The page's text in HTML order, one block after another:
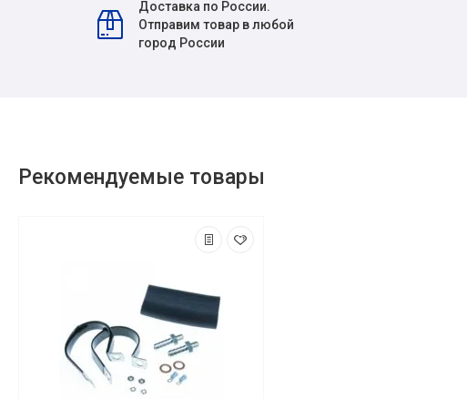
Доставка по России.
Отправим товар в любой
город России
Рекомендуемые товары